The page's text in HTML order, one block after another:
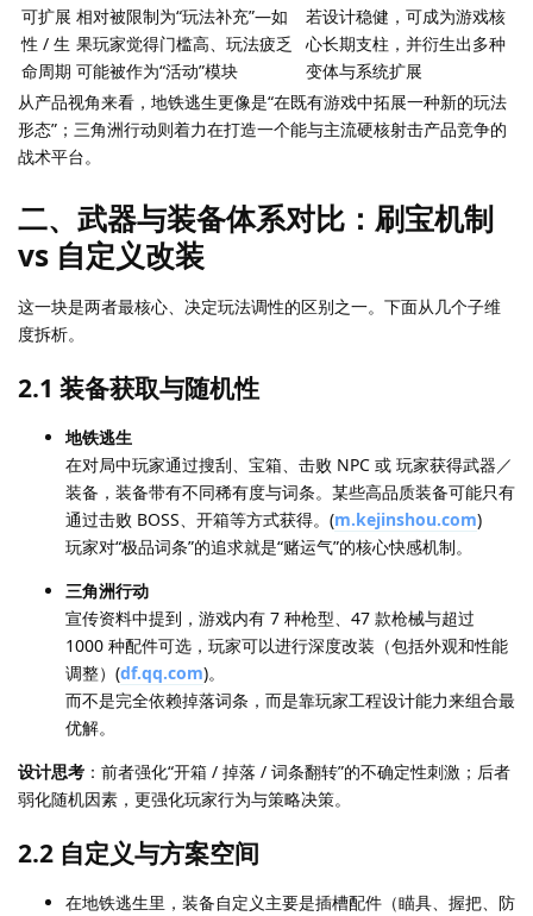
可扩展
性 / 生
命周期
相对被限制为“玩法补充”—如
果玩家觉得门槛高、玩法疲乏
可能被作为“活动”模块
若设计稳健，可成为游戏核
心长期支柱，并衍生出多种
变体与系统扩展
从产品视角来看，地铁逃生更像是“在既有游戏中拓展一种新的玩法
形态”；三角洲行动则着力在打造一个能与主流硬核射击产品竞争的
战术平台。
二、武器与装备体系对比：刷宝机制
vs 自定义改装
这一块是两者最核心、决定玩法调性的区别之一。下面从几个子维
度拆析。
2.1 装备获取与随机性
地铁逃生
在对局中玩家通过搜刮、宝箱、击败 NPC 或 玩家获得武器／
装备，装备带有不同稀有度与词条。某些高品质装备可能只有
通过击败 BOSS、开箱等方式获得。(m.kejinshou.com)
玩家对“极品词条”的追求就是“赌运气”的核心快感机制。
三角洲行动
宣传资料中提到，游戏内有 7 种枪型、47 款枪械与超过
1000 种配件可选，玩家可以进行深度改装（包括外观和性能
调整）(df.qq.com)。
而不是完全依赖掉落词条，而是靠玩家工程设计能力来组合最
优解。
设计思考 ：前者强化“开箱 / 掉落 / 词条翻转”的不确定性刺激；后者
弱化随机因素，更强化玩家行为与策略决策。
2.2 自定义与方案空间
在地铁逃生里，装备自定义主要是插槽配件（瞄具、握把、防